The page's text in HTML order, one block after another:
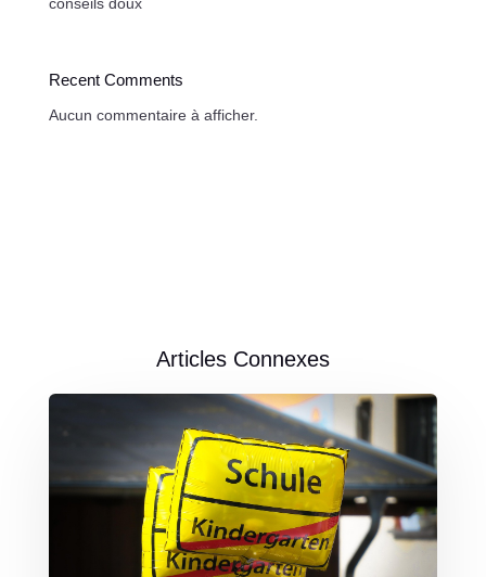
Recent Comments
Aucun commentaire à afficher.
Articles Connexes